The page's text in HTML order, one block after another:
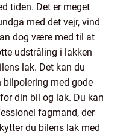
tiden. Det er meget
med det vejr, vind
dog være med til at
udstråling i lakken
lak. Det kan du
bilpolering med gode
din bil og lak. Du kan
fagmand, der
du bilens lak med